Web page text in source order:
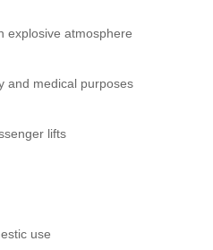
explosive atmosphere
and medical purposes
lifts
use